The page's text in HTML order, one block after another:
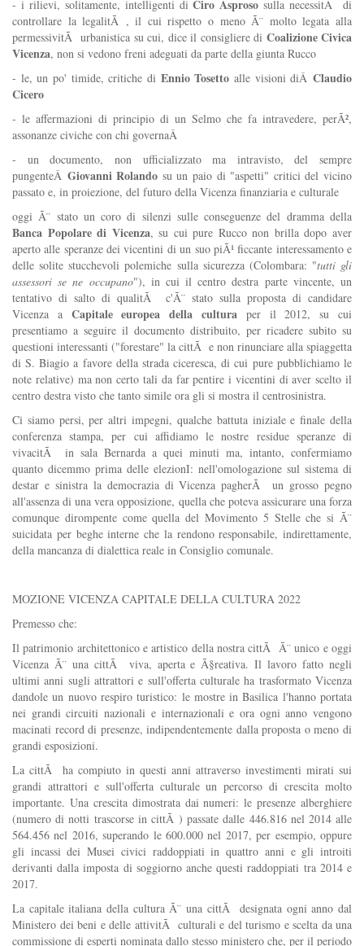
- i rilievi, solitamente, intelligenti diCiro Asproso sulla necessitÃ di
controllare la legalitÃ , il cui rispetto o meno Ã¨ molto legata alla
permessivitÃ urbanistica su cui, dice il consigliere di Coalizione Civica
Vicenza, non si vedono freni adeguati da parte della giunta Rucco
- le, un po' timide, critiche di Ennio Tosetto alle visioni diÂClaudio
Cicero
- le affermazioni di principio di un Selmo che fa intravedere, perÃ²,
assonanze civiche con chi governaÂ
- un documento, non ufficializzato ma intravisto, del sempre
pungenteÂ Giovanni Rolando su un paio di "aspetti" critici del vicino
passato e, in proiezione, del futuro della Vicenza finanziaria e culturale
oggi Ã¨ stato un coro di silenzi sulle conseguenze del dramma della
Banca Popolare di Vicenza, su cui pure Rucco non brilla dopo aver
aperto alle speranze dei vicentini di un suo piÃ¹ ficcante interessamento e
delle solite stucchevoli polemiche sulla sicurezza (Colombara: "tutti gli
assessori se ne occupano"), in cui il centro destra parte vincente, un
tentativo di salto di qualitÃ c'Ã¨ stato sulla proposta di candidare
Vicenza a Capitale europea della cultura per il 2012, su cui
presentiamo a seguire il documento distribuito, per ricadere subito su
questioni interessanti ("forestare" la cittÃ e non rinunciare alla spiaggetta
di S. Biagio a favore della strada ciceresca, di cui pure pubblichiamo le
note relative) ma non certo tali da far pentire i vicentini di aver scelto il
centro destra visto che tanto simile ora gli si mostra il centrosinistra.
Ci siamo persi, per altri impegni, qualche battuta iniziale e finale della
conferenza stampa, per cui affidiamo le nostre residue speranze di
vivacitÃ in sala Bernarda a quei minuti ma, intanto, confermiamo
quanto dicemmo prima delle elezionI: nell'omologazione sul sistema di
destar e sinistra la democrazia di Vicenza pagherÃ un grosso pegno
all'assenza di una vera opposizione, quella che poteva assicurare una forza
comunque dirompente come quella del Movimento 5 Stelle che si Ã¨
suicidata per beghe interne che la rendono responsabile, indirettamente,
della mancanza di dialettica reale in Consiglio comunale.
MOZIONE VICENZA CAPITALE DELLA CULTURA 2022
Premesso che:
Il patrimonio architettonico e artistico della nostra cittÃ Ã¨ unico e oggi
Vicenza Ã¨ una cittÃ viva, aperta e Ã§reativa. Il lavoro fatto negli
ultimi anni sugli attrattori e sull'offerta culturale ha trasformato Vicenza
dandole un nuovo respiro turistico: le mostre in Basilica l'hanno portata
nei grandi circuiti nazionali e internazionali e ora ogni anno vengono
macinati record di presenze, indipendentemente dalla proposta o meno di
grandi esposizioni.
La cittÃ ha compiuto in questi anni attraverso investimenti mirati sui
grandi attrattori e sull'offerta culturale un percorso di crescita molto
importante. Una crescita dimostrata dai numeri: le presenze alberghiere
(numero di notti trascorse in cittÃ ) passate dalle 446.816 nel 2014 alle
564.456 nel 2016, superando le 600.000 nel 2017, per esempio, oppure
gli incassi dei Musei civici raddoppiati in quattro anni e gli introiti
derivanti dalla imposta di soggiorno anche questi raddoppiati tra 2014 e
2017.
La capitale italiana della cultura Ã¨ una cittÃ designata ogni anno dal
Ministero dei beni e delle attivitÃ culturali e del turismo e scelta da una
commissione di esperti nominata dallo stesso ministero che, per il periodo